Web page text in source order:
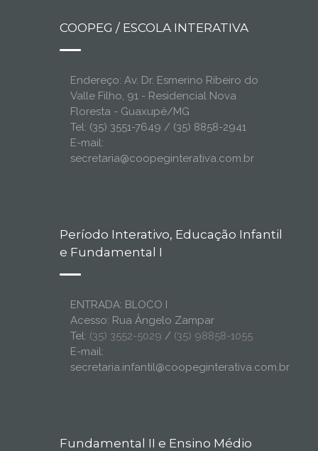
COOPEG / ESCOLA INTERATIVA
Endereço: Av. Dr. Esmerino Ribeiro do
Valle Filho, 91 - Residencial Nova
Floresta - Guaxupé/MG
Tel: (35) 3551-7649 / (35) 8858-2941
E-mail:
secretaria@coopeginterativa.com.br
Período Interativo, Educação Infantil
e Fundamental I
ENTRADA: BLOCO I
Acesso: Rua Ângelo Zampar
Tel: (35) 3552-5029 / (35) 98858-1055
E-mail:
secretaria.infantil@coopeginterativa.com.br
Fundamental II e Ensino Médio